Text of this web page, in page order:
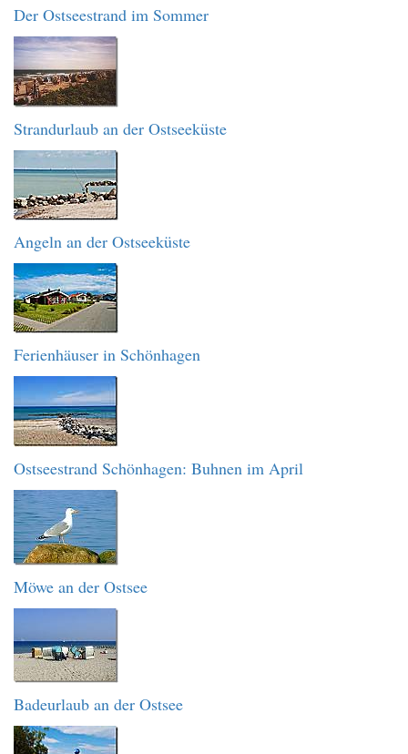
Der Ostseestrand im Sommer
Strandurlaub an der Ostseeküste
Angeln an der Ostseeküste
Ferienhäuser in Schönhagen
Ostseestrand Schönhagen: Buhnen im April
Möwe an der Ostsee
Badeurlaub an der Ostsee